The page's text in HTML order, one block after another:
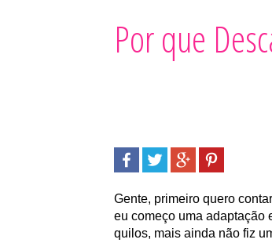
Por que
Gente, primeiro quero
eu começo uma adaptação
quilos, mais ainda não fiz